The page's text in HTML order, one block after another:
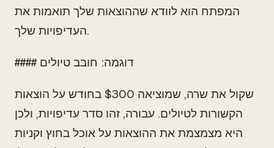
המפתח הוא לוודא שההוצאות שלך תואמות את
העדיפויות שלך.
#### דוגמה: חובב טיולים
שקול את שרה, שמוציאה $300 בחודש על הוצאות
הקשורות לטיולים. עבורה, זהו סדר עדיפויות, ולכן
היא מצמצמת את ההוצאות על אוכל בחוץ וקניות